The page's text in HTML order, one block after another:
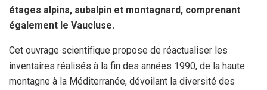
étages alpins, subalpin et montagnard, comprenant
également le Vaucluse.
Cet ouvrage scientifique propose de réactualiser les
inventaires réalisés à la fin des années 1990, de la haute
montagne à la Méditerranée, dévoilant la diversité des